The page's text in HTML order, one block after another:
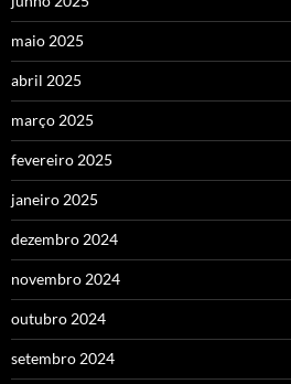
maio 2025
abril 2025
março 2025
fevereiro 2025
janeiro 2025
dezembro 2024
novembro 2024
outubro 2024
setembro 2024